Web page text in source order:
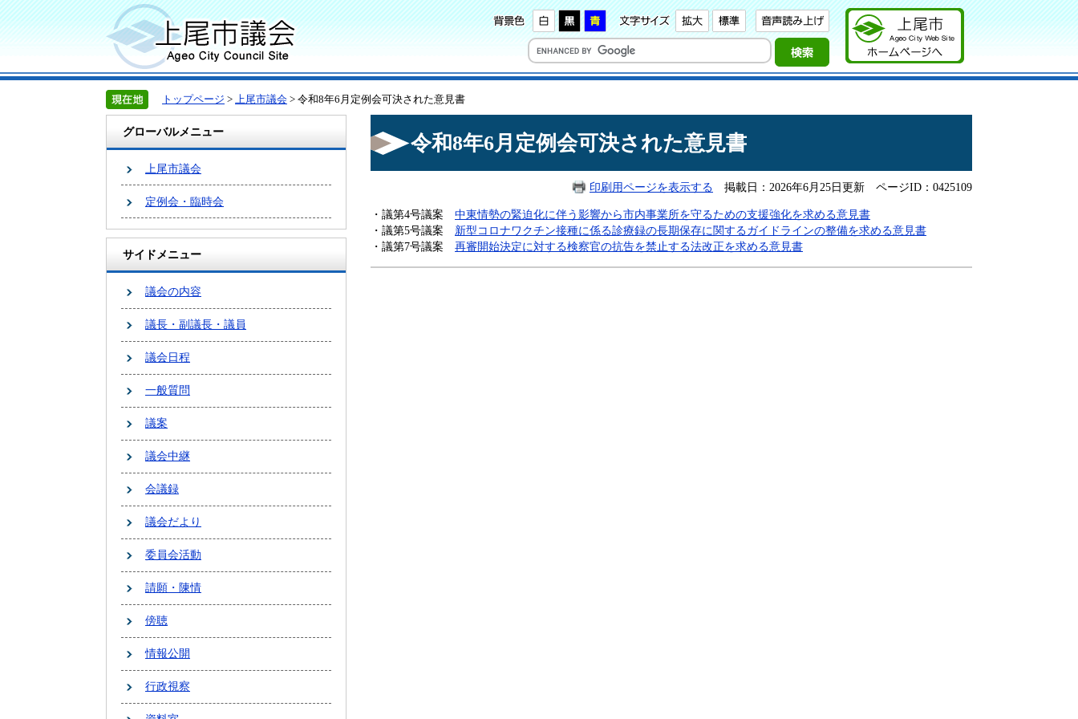
トップページ > 上尾市議会 > 令和8年6月定例会可決された意見書
グローバルメニュー
上尾市議会
定例会・臨時会
サイドメニュー
議会の内容
議長・副議長・議員
議会日程
一般質問
議案
議会中継
会議録
議会だより
委員会活動
請願・陳情
傍聴
情報公開
行政視察
令和8年6月定例会可決された意見書
印刷用ページを表示する 掲載日：2026年6月25日更新 ページID：0425109
・議第4号議案 中東情勢の緊迫化に伴う影響から市内事業所を守るための支援強化を求める意見書
・議第5号議案 新型コロナワクチン接種に係る診療録の長期保存に関するガイドラインの整備を求める意見書
・議第7号議案 再審開始決定に対する検察官の抗告を禁止する法改正を求める意見書